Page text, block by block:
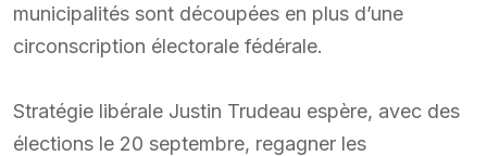
municipalités sont découpées en plus d’une
circonscription électorale fédérale.
Stratégie libérale Justin Trudeau espère, avec des
élections le 20 septembre, regagner les